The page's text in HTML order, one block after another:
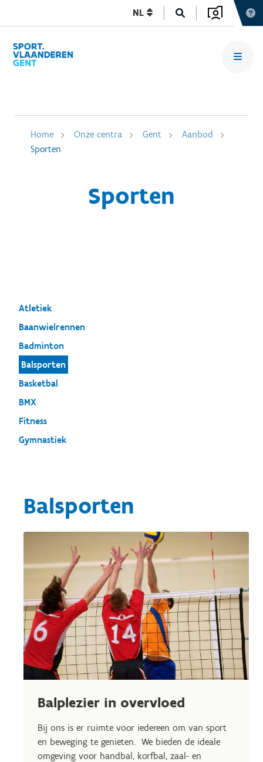
NL
Home Onze centra Gent
Aanbod
Sporten
Sporten
Atletiek
Baanwielrennen
Badminton
Balsporten
Basketbal
BMX
Fitness
Gymnastiek
Balsporten
Balplezier in overvloed
Bij ons is er ruimte voor iedereen om van sport
en beweging te genieten. We bieden de ideale
omgeving voor handbal, korfbal, zaal- en